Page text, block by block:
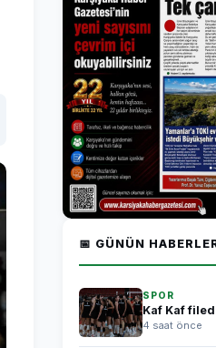
📅 GÜNÜN
SPOR
Kaf Kaf
4 saat önce